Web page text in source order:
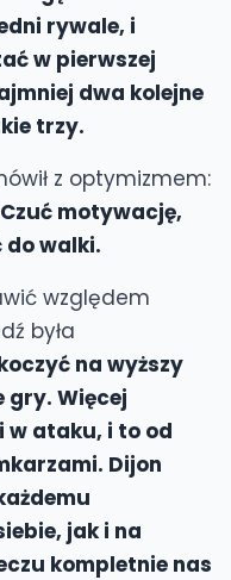
rywale, i
w pierwszej
dwa kolejne
trzy.
z optymizmem:
motywację,
do walki.
względem
była
na wyższy
gry. Więcej
w ataku, i to od
Dijon
jak i na
kompletnie nas